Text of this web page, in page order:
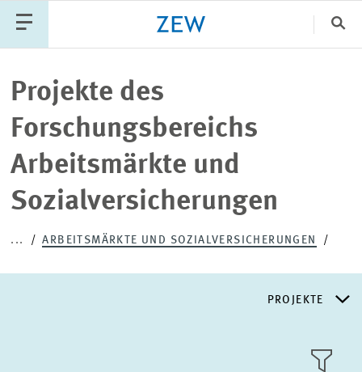
PUBLIKATIONEN
VERANSTALTUNGEN AKTUELLES
Projekte des
Forschungsbereichs
Arbeitsmärkte und
Sozialversicherungen
... ARBEITSMÄRKTE UND SOZIALVERSICHERUNGEN
PROJEKTE
FORSCHUNGSSCHWERPUNKTE
KACHEL